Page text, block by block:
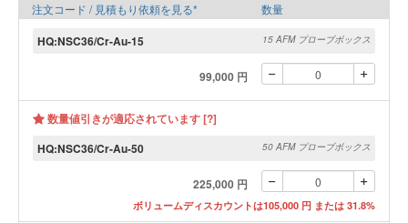
注文コード / 見積もり依頼を見る*
数量
HQ:NSC36/Cr-Au-15 15 AFM プローブボックス
99,000 円
数量値引きが適応されています [?]
HQ:NSC36/Cr-Au-50
50 AFM プローブボックス
225,000 円
ボリュームディスカウントは105,000 円 または 31.8%